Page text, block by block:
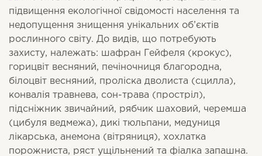
підвищення екологічної свідомості населення та
недопущення знищення унікальних об’єктів
рослинного світу. До видів, що потребують
захисту, належать: шафран Гейфеля (крокус),
горицвіт весняний, печіночниця благородна,
білоцвіт весняний, проліска дволиста (сцилла),
конвалія травнева, сон-трава (простріл),
підсніжник звичайний, рябчик шаховий, черемша
(цибуля ведмежа), дикі тюльпани, медуниця
лікарська, анемона (вітряниця), хохлатка
порожниста, ряст ущільнений та фіалка запашна.